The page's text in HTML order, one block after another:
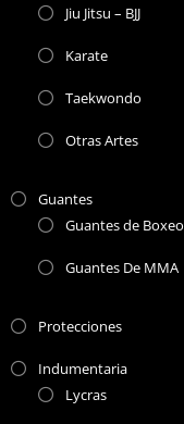
Jiu Jitsu – BJJ
Karate
Taekwondo
Otras Artes
Guantes
Guantes de Boxeo
Guantes De MMA
Protecciones
Indumentaria
Lycras